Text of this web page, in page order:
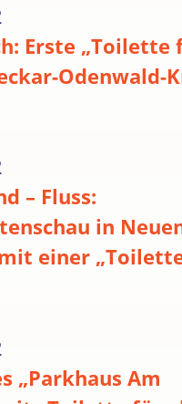
Erste „Toilette
Odenwald-
– Fluss:
in
einer
„Parkhaus Am